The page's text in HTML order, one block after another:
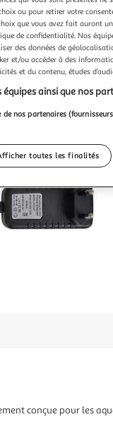
conçue pour les
ou pour retirer votre
que vous avez fait auront
de confidentialité. Nos
des données de
et/ou accéder à des
et du contenu, études
équipes ainsi que nos
de nos partenaires
toutes les finalités